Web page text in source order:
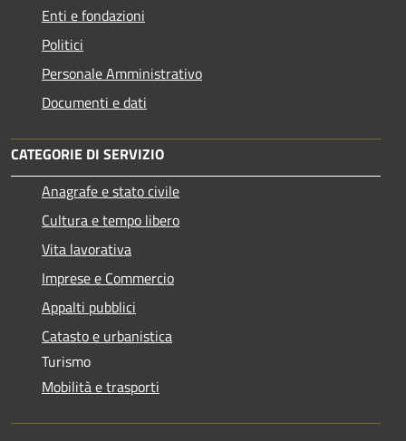
Enti e fondazioni
Politici
Personale Amministrativo
Documenti e dati
CATEGORIE DI SERVIZIO
Anagrafe e stato civile
Cultura e tempo libero
Vita lavorativa
Imprese e Commercio
Appalti pubblici
Catasto e urbanistica
Turismo
Mobilità e trasporti